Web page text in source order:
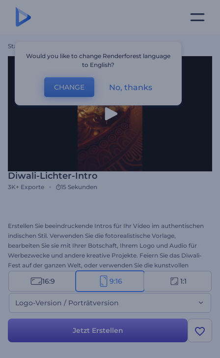
Startseite
Diwali-Lichter-Intro
3K+ Exporte 15 Sekunden
Erstellen Sie beeindruckende Intros für Ihr Video im authentischen
indischen Stil. Verwenden Sie die fotorealistische Vorlage,
bearbeiten Sie sie mit Ihrer Botschaft, Ihrem Logo und Audio für
Werbezwecke und andere kreative Projekte. Feiern Sie das Diwali-
Fest auf der ganzen Welt, oder verwenden Sie die kunstvollen
Designs indischer Motive das ganze Jahr über. Legen Sie jetzt mit
der Erstellung los!
16:9 9:16 1:1
Logo-Version / Porträtversion
Jetzt Erstellen
Would you like to change Renderforest language
to English?
CHANGE No, thanks